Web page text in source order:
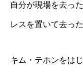
自分が現場を去っ
レスを置いて去っ
キム・テホンをは